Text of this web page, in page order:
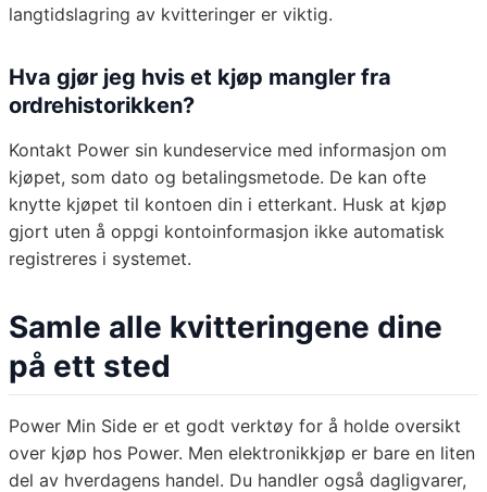
langtidslagring av kvitteringer er viktig.
Hva gjør jeg hvis et kjøp mangler fra
ordrehistorikken?
Kontakt Power sin kundeservice med informasjon om
kjøpet, som dato og betalingsmetode. De kan ofte
knytte kjøpet til kontoen din i etterkant. Husk at kjøp
gjort uten å oppgi kontoinformasjon ikke automatisk
registreres i systemet.
Samle alle kvitteringene dine
på ett sted
Power Min Side er et godt verktøy for å holde oversikt
over kjøp hos Power. Men elektronikkjøp er bare en liten
del av hverdagens handel. Du handler også dagligvarer,